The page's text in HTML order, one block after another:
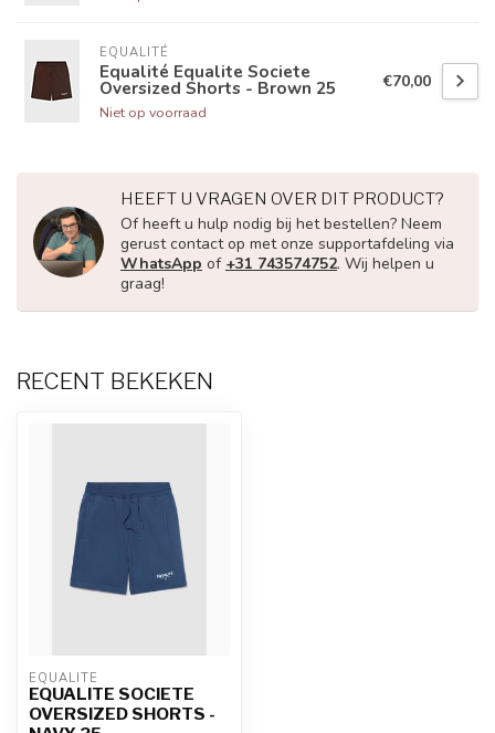
EQUALITÉ
Equalité Equalite Societe
Oversized Shorts - Brown 25
Niet op voorraad
€70,00
HEEFT U VRAGEN OVER DIT PRODUCT?
Of heeft u hulp nodig bij het bestellen? Neem
gerust contact op met onze supportafdeling via
WhatsApp of +31 743574752. Wij helpen u
graag!
RECENT BEKEKEN
EQUALITÉ
EQUALITE SOCIETE
OVERSIZED SHORTS -